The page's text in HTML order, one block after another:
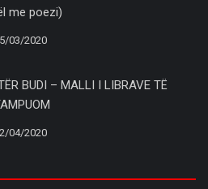
me poezi)
03/2020
BUDI – MALLI I LIBRAVE TË
04/2020